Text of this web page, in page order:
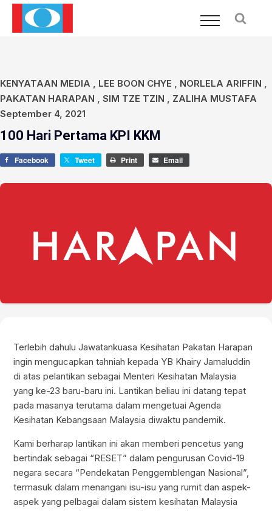
KENYATAAN MEDIA , LEE BOON CHYE , NORLELA ARIFFIN ,
PAKATAN HARAPAN , SIM TZE TZIN , ZALIHA MUSTAFA
September 4, 2021
100 Hari Pertama KPI KKM
Facebook Tweet Print Email
Terlebih dahulu Jawatankuasa Kesihatan Pakatan Harapan
ingin mengucapkan tahniah kepada YB Khairy Jamaluddin
di atas pelantikan sebagai Menteri Kesihatan Malaysia
yang ke-23 baru-baru ini. Lantikan beliau ini datang tepat
pada masanya terutama dalam mengetuai Agenda
Kesihatan Kebangsaan Malaysia diwaktu pandemik.
Kami berharap lantikan ini akan memberi pencetus yang
bertindak sebagai “RESET” dalam pengurusan Covid-19
negara secara “Pendekatan Penggemblengan Nasional”,
termasuk dalam menangani isu-isu yang rumit dan aspek-
aspek yang pelbagai dalam sistem kesihatan Malaysia